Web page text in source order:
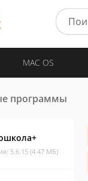
MAC OS
программы
5.6.15 (4.47 МБ)